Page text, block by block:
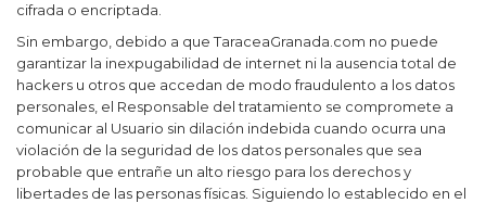
cifrada o encriptada.
Sin embargo, debido a queTaraceaGranada.com no puede
garantizar la inexpugabilidad de internet ni la ausencia total de
hackers u otros que accedan de modo fraudulento a los datos
personales, el Responsable del tratamiento se compromete a
comunicar al Usuario sin dilación indebida cuando ocurra una
violación de la seguridad de los datos personales que sea
probable que entrañe un alto riesgo para los derechos y
libertades de las personas físicas. Siguiendo lo establecido en el